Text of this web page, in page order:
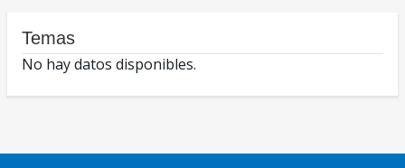
Temas
No hay datos disponibles.